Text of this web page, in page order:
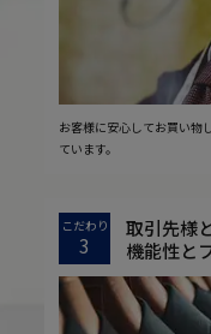
お客様に安心してお買い物
ています。
こだわり
3
取引先様
機能性と